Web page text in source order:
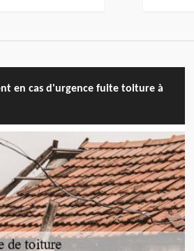
en cas d'urgence fuite toiture à